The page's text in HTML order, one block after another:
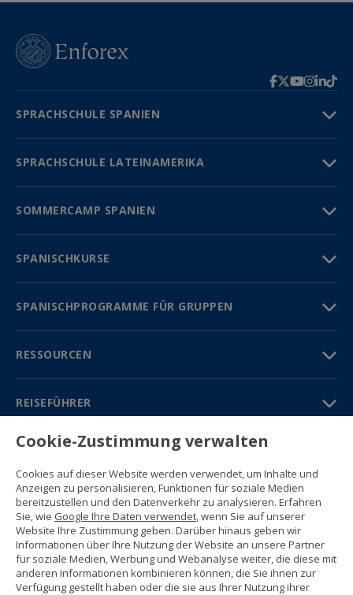
SPRACHSCHULE SPANIEN
SPRACHSCHULE LATEINAMERIKA
SOMMERCAMP SPANIEN
SPANISCHKURSE
SPANISCHPROGRAMME FÜR GRUPPEN
RESSOURCEN
REISEFÜHRER
PARTNER
Kontakt
Gratisbroschüre
(+34) 91 594 37 76
Gustavo Fernández Balbuena, 11
28002 Madrid, Spain
Sitemap
Nutzungsbedingungen
Cookie-Zustimmung verwalten
Cookies auf dieser Website werden verwendet, um Inhalte und
Anzeigen zu personalisieren, Funktionen für soziale Medien
bereitzustellen und den Datenverkehr zu analysieren. Erfahren
Sie, wie Google Ihre Daten verwendet, wenn Sie auf unserer
Website Ihre Zustimmung geben. Darüber hinaus geben wir
Informationen über Ihre Nutzung der Website an unsere Partner
für soziale Medien, Werbung und Webanalyse weiter, die diese mit
anderen Informationen kombinieren können, die Sie ihnen zur
Verfügung gestellt haben oder die sie aus Ihrer Nutzung ihrer